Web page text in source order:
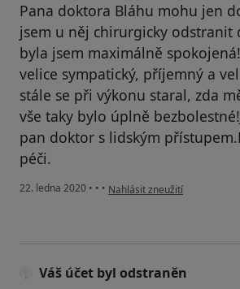
Pana doktora Bláhu mohu jen
jsem u něj chirurgicky odstranit
byla jsem maximálně
velice sympatický, příjemný a
stále se při výkonu staral, zda
vše taky bylo úplně
pan doktor s lidským
péči.
22. ledna 2020 • • • podle názoru uživatele Váš
Nahlásit zneužití
Váš účet byl odstraněn